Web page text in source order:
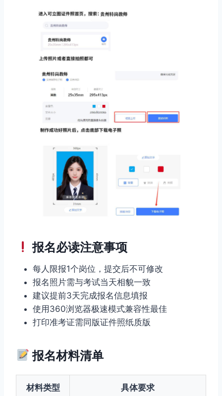
报名必读注意事项
每人限报1个岗位，提交后不可修改
报名照片需与考试当天相貌一致
建议提前3天完成报名信息填报
使用360浏览器极速模式兼容性最佳
打印准考证需同版证件照纸质版
报名材料清单
材料类型 具体要求